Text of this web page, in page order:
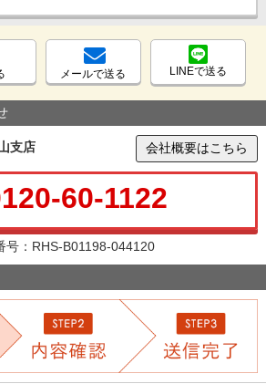
メールで送る LINEで送る
支店 会社概要はこちら
60-1122
号：RHS-B01198-044120